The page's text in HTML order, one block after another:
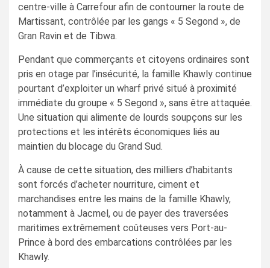
centre-ville à Carrefour afin de contourner la route de
Martissant, contrôlée par les gangs « 5 Segond », de
Gran Ravin et de Tibwa.
Pendant que commerçants et citoyens ordinaires sont
pris en otage par l’insécurité, la famille Khawly continue
pourtant d’exploiter un wharf privé situé à proximité
immédiate du groupe « 5 Segond », sans être attaquée.
Une situation qui alimente de lourds soupçons sur les
protections et les intérêts économiques liés au
maintien du blocage du Grand Sud.
À cause de cette situation, des milliers d’habitants
sont forcés d’acheter nourriture, ciment et
marchandises entre les mains de la famille Khawly,
notamment à Jacmel, ou de payer des traversées
maritimes extrêmement coûteuses vers Port-au-
Prince à bord des embarcations contrôlées par les
Khawly.